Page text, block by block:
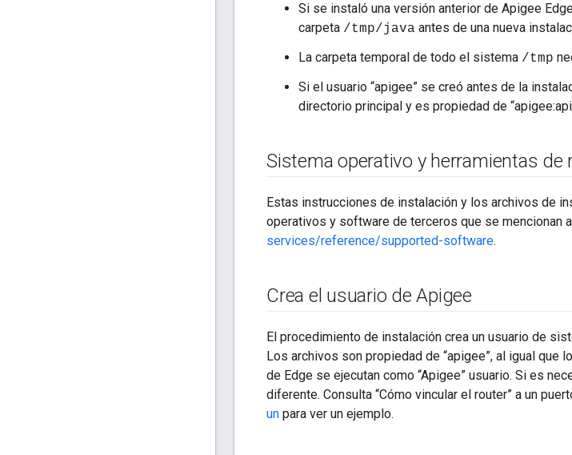
Si se instaló una versión anterior de Apigee
carpeta /tmp/java antes de una nueva
La carpeta temporal de todo el sistema /tmp
Si el usuario “apigee” se creó antes de la
directorio principal y es propiedad de
Sistema operativo y herramientas
Estas instrucciones de instalación y los archivos de
operativos y software de terceros que se mencionan
services/reference/supported-software.
Crea el usuario de Apigee
El procedimiento de instalación crea un usuario de
Los archivos son propiedad de “apigee”, al igual
de Edge se ejecutan como “Apigee” usuario. Si es
diferente. Consulta “Cómo vincular el router” a un
un para ver un ejemplo.